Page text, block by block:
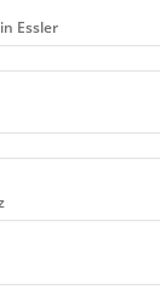
Essler